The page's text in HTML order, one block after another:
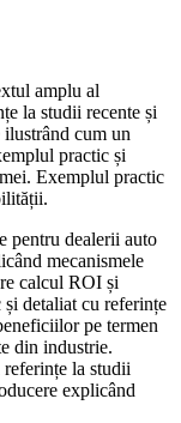
amplu al
la studii recente și
cum un
practic și
Exemplul practic
pentru dealerii auto
mecanismele
calcul ROI și
detaliat cu referințe
pe termen
din industrie.
la studii
explicând